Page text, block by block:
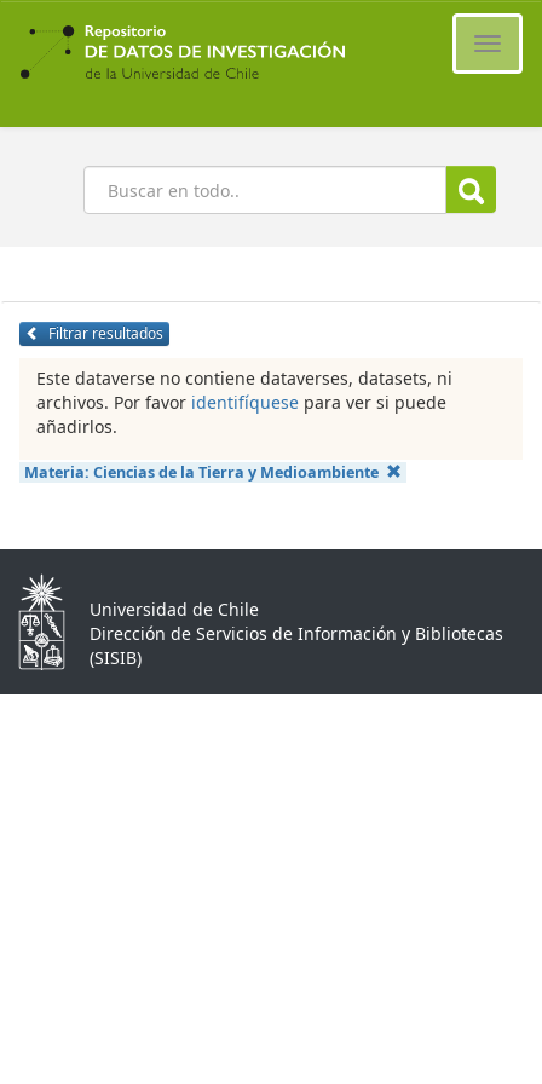
Ir
contenido
principal
Buscar
Filtrar resultados
Este dataverse no contiene dataverses, datasets, ni
archivos. Por favor identifíquese para ver si puede
añadirlos.
Materia: Ciencias de la Tierra y Medioambiente
Universidad de Chile
Dirección de Servicios de Información y Bibliotecas
(SISIB)